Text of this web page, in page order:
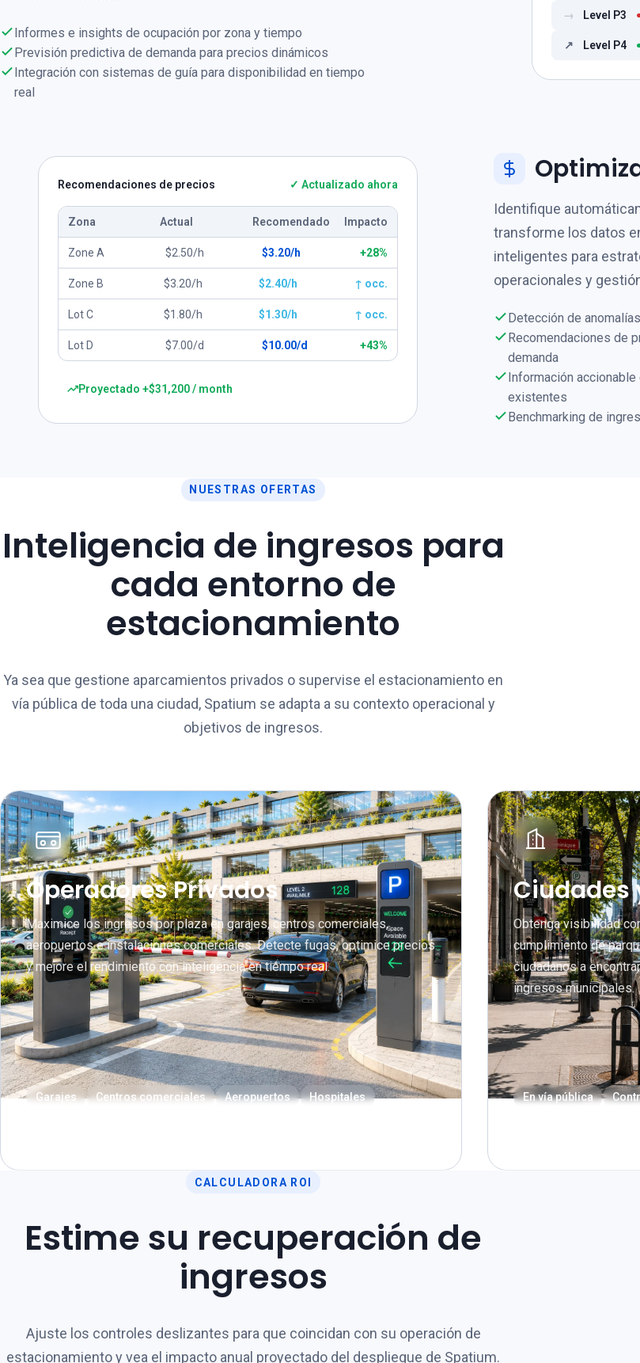
Informes e insights de ocupación por zona y tiempo
Previsión predictiva de demanda para precios dinámicos
Integración con sistemas de guía para disponibilidad en tiempo
real
→ Level P3
↗ Level P4
Identifique
transforme los datos
inteligentes para
operacionales y
Detección de
Recomendaciones de
demanda
Información
existentes
Benchmarking de
Recomendaciones de precios ✓ Actualizado ahora
Zona Actual Recomendado Impacto
Zone A $2.50/h $3.20/h +28%
Zone B $3.20/h $2.40/h ↑ occ.
Lot C $1.80/h $1.30/h ↑ occ.
Lot D $7.00/d $10.00/d +43%
Proyectado +$31,200 / month
NUESTRAS OFERTAS
Inteligencia de ingresos para
cada entorno de
estacionamiento
Ya sea que gestione aparcamientos privados o supervise el estacionamiento en
vía pública de toda una ciudad, Spatium se adapta a su contexto operacional y
objetivos de ingresos.
Operadores Privados
Maximice los ingresos por plaza en garajes, centros comerciales,
aeropuertos e instalaciones comerciales. Detecte fugas, optimice precios
y mejore el rendimiento con inteligencia en tiempo real.
Garajes Centros comerciales Aeropuertos Hospitales
Ciudades
Obtenga visibilidad
cumplimiento de
ciudadanos a
ingresos municipales.
En vía pública
CALCULADORA ROI
Estime su recuperación de
ingresos
Ajuste los controles deslizantes para que coincidan con su operación de
estacionamiento y vea el impacto anual proyectado del despliegue de Spatium.